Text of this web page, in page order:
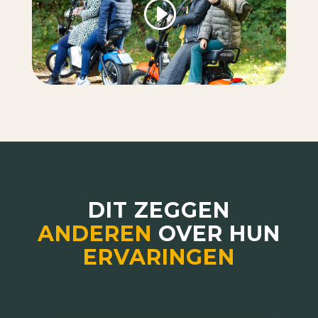
DIT ZEGGEN
ANDEREN OVER HUN
ERVARINGEN